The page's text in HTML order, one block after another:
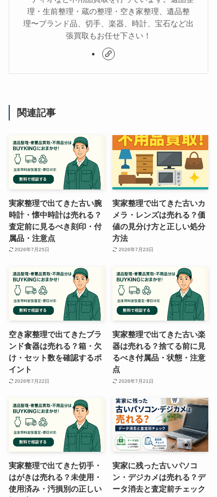
理・生前整理・蔵の整理・空き家整理、遺品整
理〜ブランド品、切手、楽器、時計、宝石など出
張買取もお任せ下さい！
関連記事
実家整理で出てきた古い腕
時計・懐中時計は売れる？
査定前に見るべき刻印・付
属品・注意点
2026年7月25日
実家整理で出てきた古いカ
メラ・レンズは売れる？価
値の見分け方と正しい処分
方法
2026年7月23日
空き家整理で出てきたブラ
ンド食器は売れる？箱・欠
け・セット数を確認するポ
イント
2026年7月22日
実家整理で出てきた古い楽
器は売れる？捨てる前に見
るべき付属品・状態・注意
点
2026年7月21日
実家整理で出てきた切手・
はがきは売れる？未使用・
使用済み・汚損別の正しい
実家に残った古いパソコ
ン・デジカメは売れる？デ
ータ消去と査定前チェック